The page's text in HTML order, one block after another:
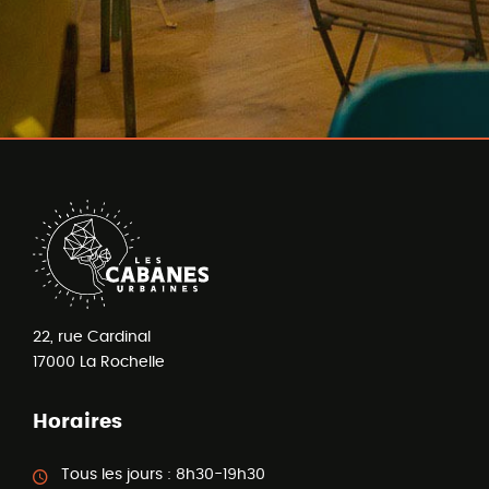
22, rue Cardinal
17000
La Rochelle
Horaires
Tous les jours : 8h30-19h30